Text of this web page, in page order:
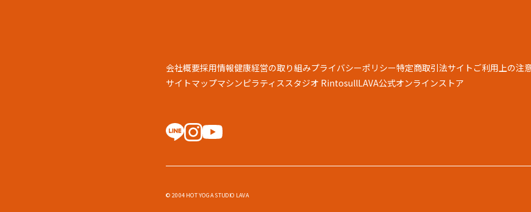
会社概要採用情報健康経営の取り組みプライバシーポリシー特定商取引法サイトご利用上の注
サイトマップマシンピラティススタジオ RintosullLAVA公式オンラインストア
© 2004 HOT YOGA STUDIO LAVA